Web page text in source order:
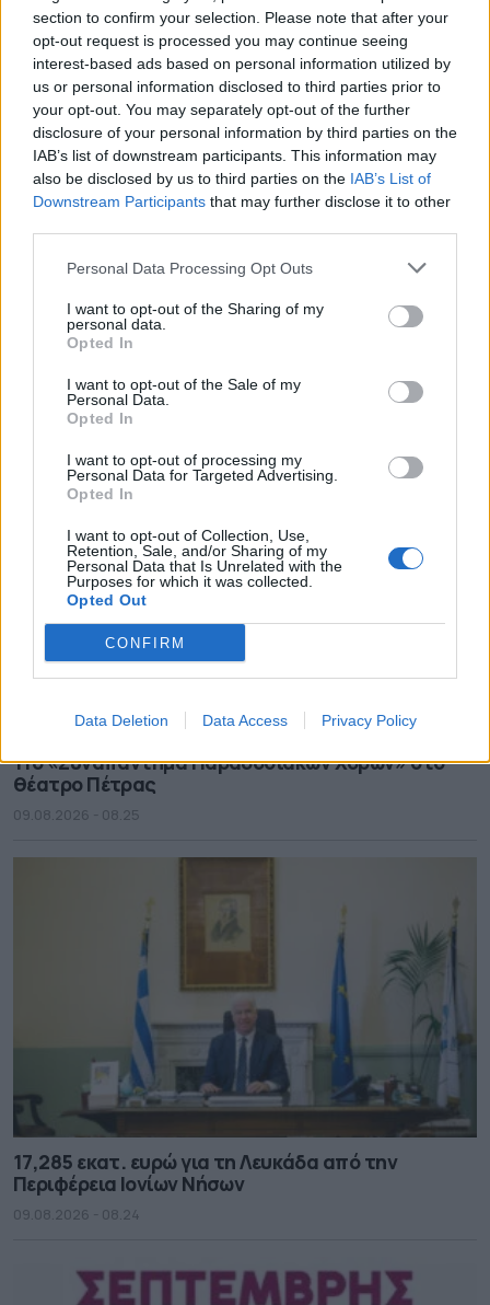
section to confirm your selection. Please note that after your
opt-out request is processed you may continue seeing
interest-based ads based on personal information utilized by
us or personal information disclosed to third parties prior to
your opt-out. You may separately opt-out of the further
disclosure of your personal information by third parties on the
IAB’s list of downstream participants. This information may
also be disclosed by us to third parties on the IAB’s List of
Downstream Participants that may further disclose it to other
Personal Data Processing Opt Outs
I want to opt-out of the Sharing of my
personal data.
Opted In
I want to opt-out of the Sale of my
Personal Data.
Opted In
I want to opt-out of processing my
Personal Data for Targeted Advertising.
Opted In
I want to opt-out of Collection, Use,
Retention, Sale, and/or Sharing of my
Personal Data that Is Unrelated with the
Purposes for which it was collected.
Opted Out
CONFIRM
Data Deletion Data Access Privacy Policy
09.08.2026 - 08.46
δήμου Μαλεβιζίου
09.08.2026 - 08.30
11ο «Συναπάντημα Παραδοσιακών Χορών» στο
θέατρο Πέτρας
09.08.2026 - 08.25
17,285 εκατ. ευρώ για τη Λευκάδα από την
Περιφέρεια Ιονίων Νήσων
09.08.2026 - 08.24